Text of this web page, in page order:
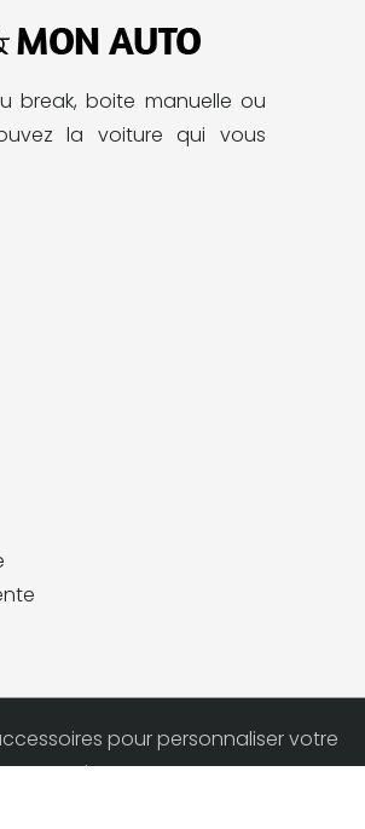
break, boite manuelle ou
la voiture qui vous
pour personnaliser votre
voiture.